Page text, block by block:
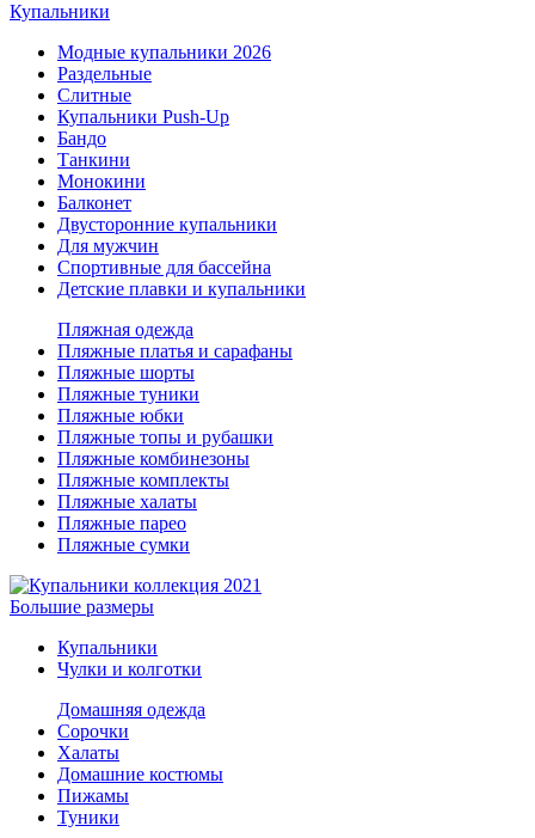
Купальники
Модные купальники 2026
Раздельные
Слитные
Купальники Push-Up
Бандо
Танкини
Монокини
Балконет
Двусторонние купальники
Для мужчин
Спортивные для бассейна
Детские плавки и купальники
Пляжная одежда
Пляжные платья и сарафаны
Пляжные шорты
Пляжные туники
Пляжные юбки
Пляжные топы и рубашки
Пляжные комбинезоны
Пляжные комплекты
Пляжные халаты
Пляжные парео
Пляжные сумки
Большие размеры
Купальники
Чулки и колготки
Домашняя одежда
Сорочки
Халаты
Домашние костюмы
Пижамы
Туники